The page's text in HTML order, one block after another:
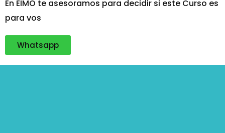
En EIMO te asesoramos para decidir si este Curso es
para vos
Whatsapp